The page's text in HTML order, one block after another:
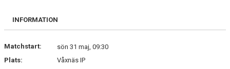
KALENDER
MATCHER
INFORMATION
Matchstart:
sön 31 maj, 09:30
Plats:
Våxnäs IP